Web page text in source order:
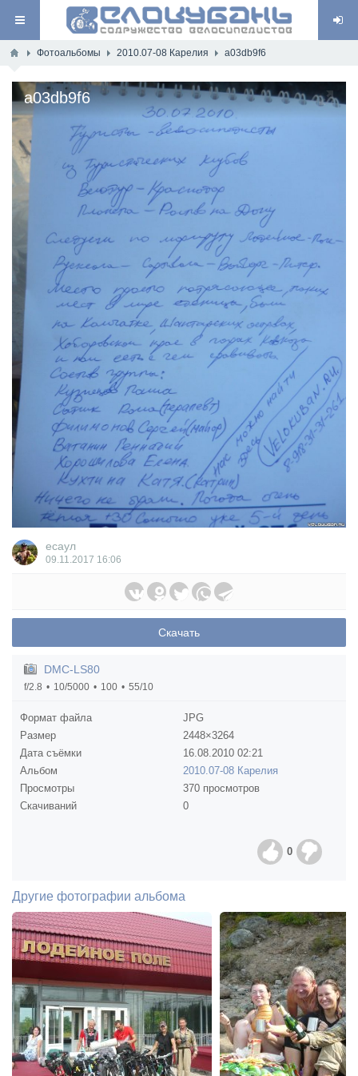
Фотоальбомы 2010.07-08 Карелия a03db9f6
a03db9f6
есаул
09.11.2017 16:06
Скачать
DMC-LS80
f/2.8 10/5000 100 55/10
Формат файла
JPG
Размер
2448×3264
Дата съёмки
16.08.2010 02:21
Альбом
2010.07-08 Карелия
Просмотры
370 просмотров
Скачиваний
0
0
Другие фотографии альбома